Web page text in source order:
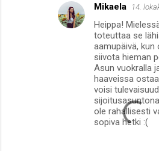
Mikaela 14.
Heippa!
toteuttaa se
aamupäivä, kun
siivota hieman
Asun vuokralla
haaveissa
voisi
ole rahallisesti
sopiva hetki :(